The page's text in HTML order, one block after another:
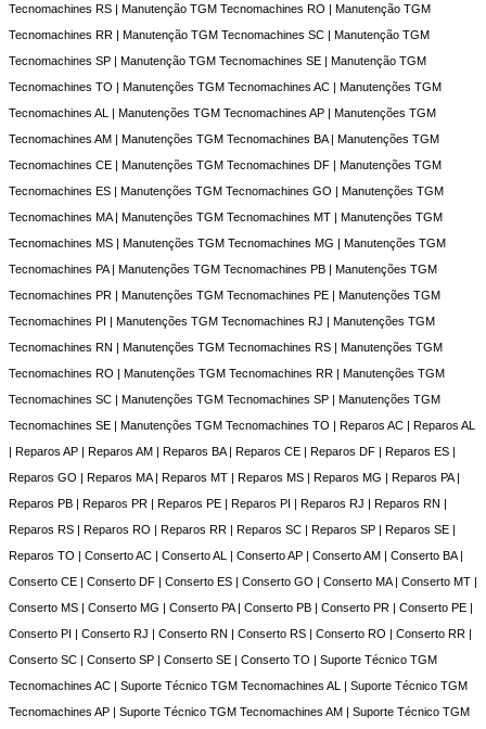
Tecnomachines RS | Manutenção TGM Tecnomachines RO | Manutenção TGM
Tecnomachines RR | Manutenção TGM Tecnomachines SC | Manutenção TGM
Tecnomachines SP | Manutenção TGM Tecnomachines SE | Manutenção TGM
Tecnomachines TO | Manutenções TGM Tecnomachines AC | Manutenções TGM
Tecnomachines AL | Manutenções TGM Tecnomachines AP | Manutenções TGM
Tecnomachines AM | Manutenções TGM Tecnomachines BA | Manutenções TGM
Tecnomachines CE | Manutenções TGM Tecnomachines DF | Manutenções TGM
Tecnomachines ES | Manutenções TGM Tecnomachines GO | Manutenções TGM
Tecnomachines MA | Manutenções TGM Tecnomachines MT | Manutenções TGM
Tecnomachines MS | Manutenções TGM Tecnomachines MG | Manutenções TGM
Tecnomachines PA | Manutenções TGM Tecnomachines PB | Manutenções TGM
Tecnomachines PR | Manutenções TGM Tecnomachines PE | Manutenções TGM
Tecnomachines PI | Manutenções TGM Tecnomachines RJ | Manutenções TGM
Tecnomachines RN | Manutenções TGM Tecnomachines RS | Manutenções TGM
Tecnomachines RO | Manutenções TGM Tecnomachines RR | Manutenções TGM
Tecnomachines SC | Manutenções TGM Tecnomachines SP | Manutenções TGM
Tecnomachines SE | Manutenções TGM Tecnomachines TO | Reparos AC | Reparos AL
| Reparos AP | Reparos AM | Reparos BA | Reparos CE | Reparos DF | Reparos ES |
Reparos GO | Reparos MA | Reparos MT | Reparos MS | Reparos MG | Reparos PA |
Reparos PB | Reparos PR | Reparos PE | Reparos PI | Reparos RJ | Reparos RN |
Reparos RS | Reparos RO | Reparos RR | Reparos SC | Reparos SP | Reparos SE |
Reparos TO | Conserto AC | Conserto AL | Conserto AP | Conserto AM | Conserto BA |
Conserto CE | Conserto DF | Conserto ES | Conserto GO | Conserto MA | Conserto MT |
Conserto MS | Conserto MG | Conserto PA | Conserto PB | Conserto PR | Conserto PE |
Conserto PI | Conserto RJ | Conserto RN | Conserto RS | Conserto RO | Conserto RR |
Conserto SC | Conserto SP | Conserto SE | Conserto TO | Suporte Técnico TGM
Tecnomachines AC | Suporte Técnico TGM Tecnomachines AL | Suporte Técnico TGM
Tecnomachines AP | Suporte Técnico TGM Tecnomachines AM | Suporte Técnico TGM